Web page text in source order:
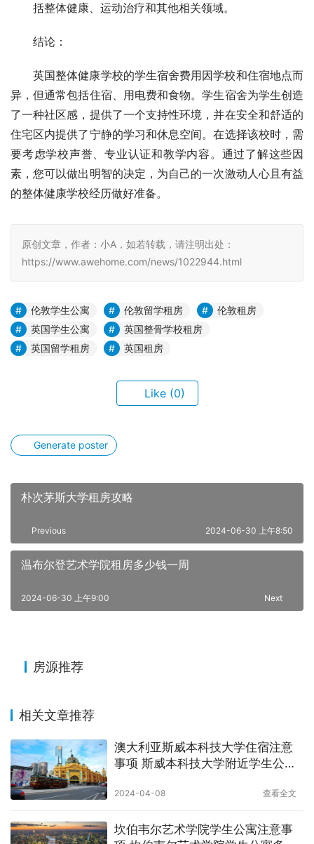
括整体健康、运动治疗和其他相关领域。
结论：
英国整体健康学校的学生宿舍费用因学校和住宿地点而
异，但通常包括住宿、用电费和食物。学生宿舍为学生创造
了一种社区感，提供了一个支持性环境，并在安全和舒适的
住宅区内提供了宁静的学习和休息空间。在选择该校时，需
要考虑学校声誉、专业认证和教学内容。通过了解这些因
素，您可以做出明智的决定，为自己的一次激动人心且有益
的整体健康学校经历做好准备。
原创文章，作者：小A，如若转载，请注明出处：
https://www.awehome.com/news/1022944.html
伦敦学生公寓 伦敦留学租房
伦敦租房
英国学生公寓
英国整骨学校租房
英国留学租房
英国租房
Like (0)
Generate poster
朴次茅斯大学租房攻略
Previous 2024-06-30 上午8:50
温布尔登艺术学院租房多少钱一周
Next
2024-06-30 上午9:00
房源推荐
相关文章推荐
澳大利亚斯威本科技大学住宿注意
事项 斯威本科技大学附近学生公寓
2024-04-08 查看全文
坎伯韦尔艺术学院学生公寓注意事